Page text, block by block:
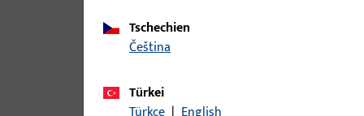
SPEZIFIKATIONEN IM ÜBERBLICK
Technische Daten &
Tschechien
čeština
Türkei